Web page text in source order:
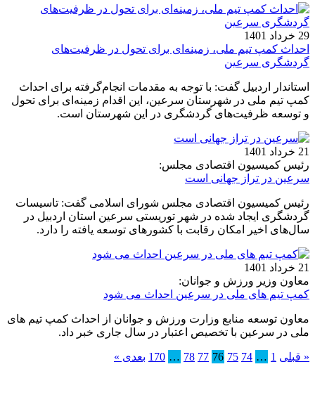
29 خرداد 1401
احداث کمپ تیم ملی، زمینه‌ای برای تحول در ظرفیت‌های
گردشگری سرعین
استاندار اردبیل گفت: با توجه به مقدمات انجام‌گرفته برای احداث
کمپ تیم ملی در شهرستان سرعین، این اقدام زمینه‌ای برای تحول
و توسعه ظرفیت‌های گردشگری در این شهرستان است.
21 خرداد 1401
رئیس کمیسیون اقتصادی مجلس:
سرعین در تراز جهانی است
رئیس کمیسیون اقتصادی مجلس شورای اسلامی گفت: تاسیسات
گردشگری ایجاد شده در شهر توریستی سرعین استان اردبیل در
سال‌های اخیر امکان رقابت با کشورهای توسعه یافته را دارد.
21 خرداد 1401
معاون وزیر ورزش و جوانان:
کمپ تیم های ملی در سرعین احداث می شود
معاون توسعه منابع وزارت ورزش و جوانان از احداث کمپ تیم های
ملی در سرعین با تخصیص اعتبار در سال جاری خبر داد.
« قبلی 1
…
74
75
76
77
78
…
170 بعدی »